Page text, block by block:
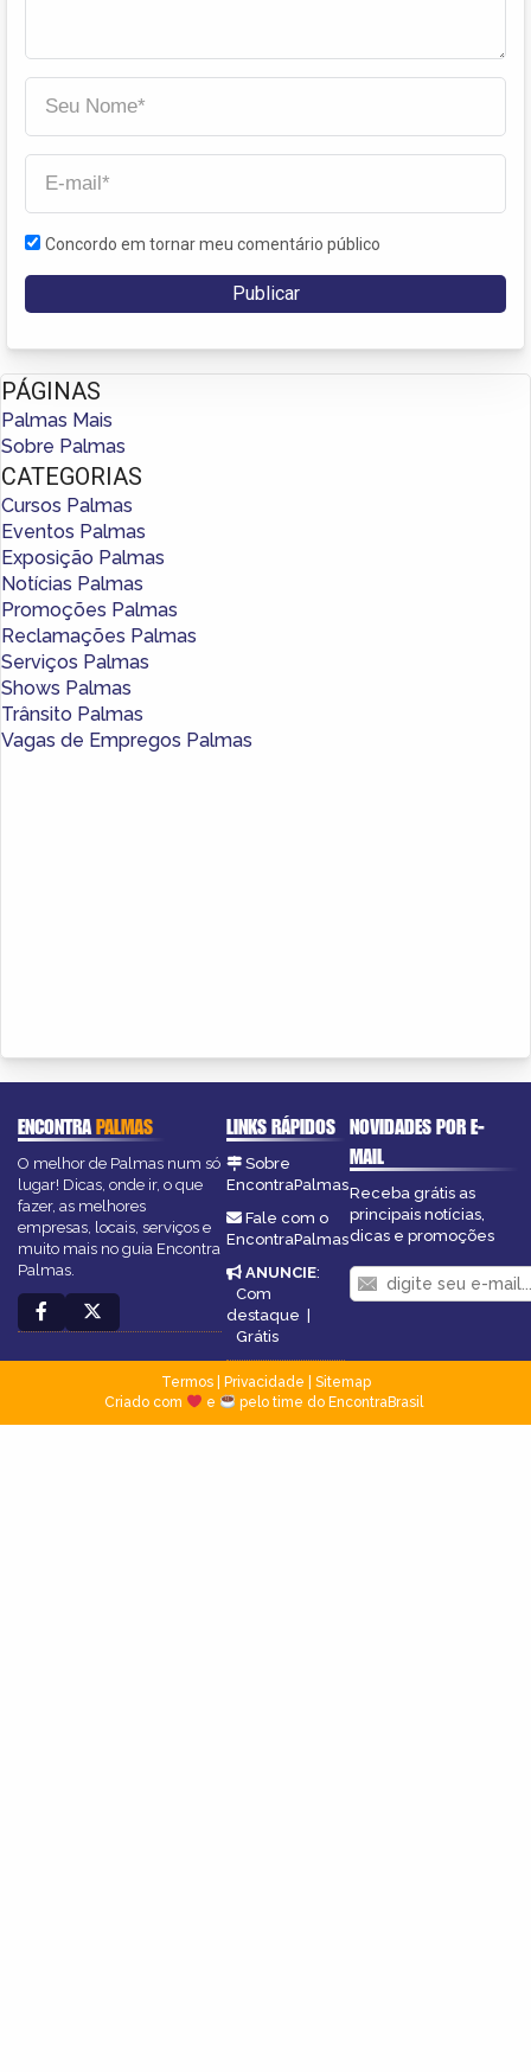
Concordo em tornar meu comentário público
PÁGINAS
Palmas Mais
Sobre Palmas
CATEGORIAS
Cursos Palmas
Eventos Palmas
Exposição Palmas
Notícias Palmas
Promoções Palmas
Reclamações Palmas
Serviços Palmas
Shows Palmas
Trânsito Palmas
Vagas de Empregos Palmas
ENCONTRAPALMAS
O melhor de Palmas num só
lugar! Dicas, onde ir, o que
fazer, as melhores
empresas, locais, serviços e
muito mais no guia Encontra
Palmas.
LINKS RÁPIDOS
Sobre
EncontraPalmas
Fale com o
EncontraPalmas
ANUNCIE:
Com
destaque
Grátis
NOVIDADES POR E-
MAIL
Receba grátis as
principais notícias,
dicas e promoções
Termos| Privacidade
Sitemap
Criado com
e pelo time do EncontraBrasil